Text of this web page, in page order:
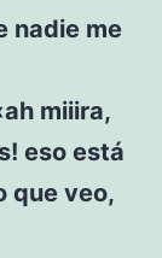
nadie me
miiira,
eso está
que veo,